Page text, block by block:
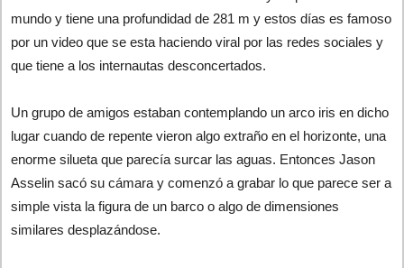
mundo y tiene una profundidad de 281 m y estos días es famoso
por un video que se esta haciendo viral por las redes sociales y
que tiene a los internautas desconcertados.
Un grupo de amigos estaban contemplando un arco iris en dicho
lugar cuando de repente vieron algo extraño en el horizonte, una
enorme silueta que parecía surcar las aguas. Entonces Jason
Asselin sacó su cámara y comenzó a grabar lo que parece ser a
simple vista la figura de un barco o algo de dimensiones
similares desplazándose.